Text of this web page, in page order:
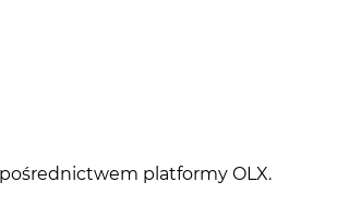
platformy OLX.